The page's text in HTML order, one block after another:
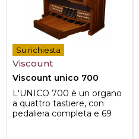
Su richiesta
Viscount
Viscount unico 700
L'UNICO 700 è un organo
a quattro tastiere, con
pedaliera completa e 69